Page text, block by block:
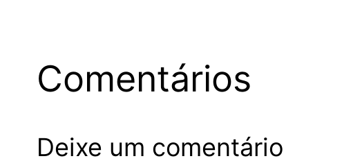
Comentários
Deixe um comentário